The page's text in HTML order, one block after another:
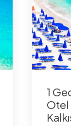
1
Otel